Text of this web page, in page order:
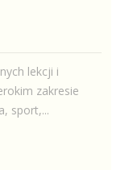
lekcji i
zakresie
sport,...